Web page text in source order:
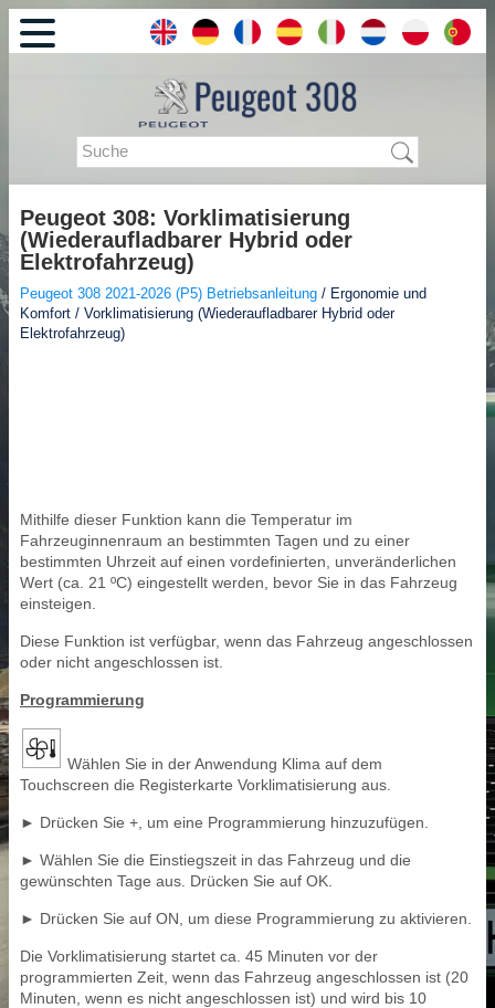
Peugeot 308: Vorklimatisierung
(Wiederaufladbarer Hybrid oder
Elektrofahrzeug)
Peugeot 308 2021-2026 (P5) Betriebsanleitung / Ergonomie und
Komfort / Vorklimatisierung (Wiederaufladbarer Hybrid oder
Elektrofahrzeug)
Mithilfe dieser Funktion kann die Temperatur im
Fahrzeuginnenraum an bestimmten Tagen und zu einer
bestimmten Uhrzeit auf einen vordefinierten, unveränderlichen
Wert (ca. 21 ºC) eingestellt werden, bevor Sie in das Fahrzeug
einsteigen.
Diese Funktion ist verfügbar, wenn das Fahrzeug angeschlossen
oder nicht angeschlossen ist.
Programmierung
Wählen Sie in der Anwendung Klima auf dem
Touchscreen die Registerkarte Vorklimatisierung aus.
► Drücken Sie +, um eine Programmierung hinzuzufügen.
► Wählen Sie die Einstiegszeit in das Fahrzeug und die
gewünschten Tage aus. Drücken Sie auf OK.
► Drücken Sie auf ON, um diese Programmierung zu aktivieren.
Die Vorklimatisierung startet ca. 45 Minuten vor der
programmierten Zeit, wenn das Fahrzeug angeschlossen ist (20
Minuten, wenn es nicht angeschlossen ist) und wird bis 10